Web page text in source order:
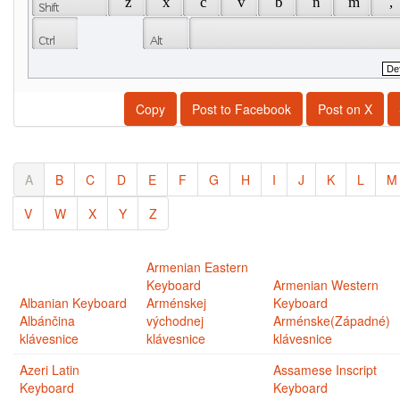
Copy Post to Facebook Post on X
A B C D E F G H I J K L
M
V
W X Y Z
Albanian Keyboard
Albánčina
klávesnice
Armenian Eastern
Keyboard
Arménskej
východnej
klávesnice
Armenian Western
Keyboard
Arménske(Západné)
klávesnice
Azeri Latin
Keyboard
Assamese Inscript
Keyboard